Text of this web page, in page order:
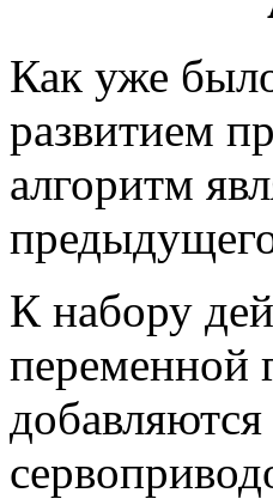
Как уже
развитием
алгоритм
К набору
переменной